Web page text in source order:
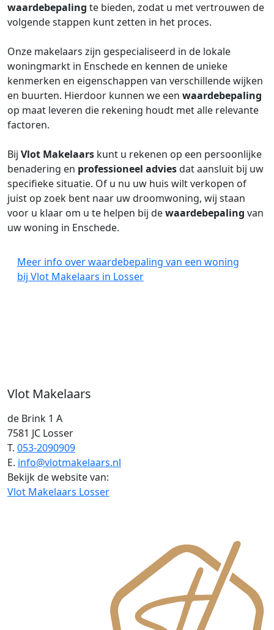
Vlot Makelaars
de Brink 1 A
7581 JC Losser
T. 053-2090909
E. info@vlotmakelaars.nl
Bekijk de website van:
Vlot Makelaars Losser
waardebepaling te bieden, zodat u met vertrouwen de
volgende stappen kunt zetten in het proces.
Onze makelaars zijn gespecialiseerd in de lokale
woningmarkt in Enschede en kennen de unieke
kenmerken en eigenschappen van verschillende wijken
en buurten. Hierdoor kunnen we een waardebepaling
op maat leveren die rekening houdt met alle relevante
factoren.
Bij Vlot Makelaars kunt u rekenen op een persoonlijke
benadering en professioneel adviesdat aansluit bij uw
specifieke situatie. Of u nu uw huis wilt verkopen of
juist op zoek bent naar uw droomwoning, wij staan
voor u klaar om u te helpen bij dewaardebepaling van
uw woning in Enschede.
Meer info over waardebepaling van een woning
bij Vlot Makelaars in Losser